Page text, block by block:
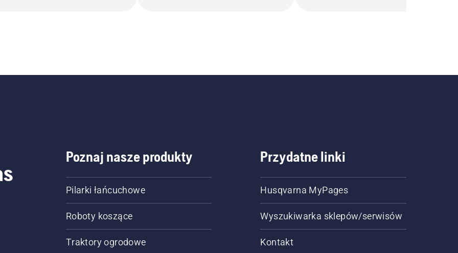
Poznaj nasze produkty
Pilarki łańcuchowe
Roboty koszące
Traktory ogrodowe
Przydatne linki
Husqvarna MyPages
Wyszukiwarka sklepów/serwisów
Kontakt